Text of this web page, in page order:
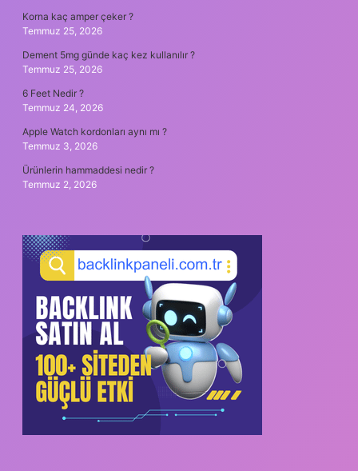
Korna kaç amper çeker ?
Temmuz 25, 2026
Dement 5mg günde kaç kez kullanılır ?
Temmuz 25, 2026
6 Feet Nedir ?
Temmuz 24, 2026
Apple Watch kordonları aynı mı ?
Temmuz 3, 2026
Ürünlerin hammaddesi nedir ?
Temmuz 2, 2026